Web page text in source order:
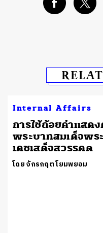
Internal Affairs
การใช้ถ้อยคำแสด
พระบาทสมเด็จพร
เดชเสด็จสวรรคต
โดย จักรกฤต โยมพยอม